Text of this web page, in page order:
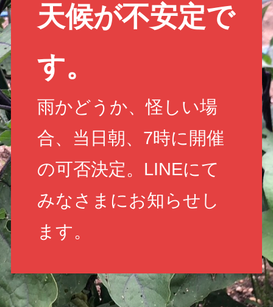
天候が不安定で
す。
雨かどうか、怪しい場
合、当日朝、7時に開催
の可否決定。LINEにて
みなさまにお知らせし
ます。